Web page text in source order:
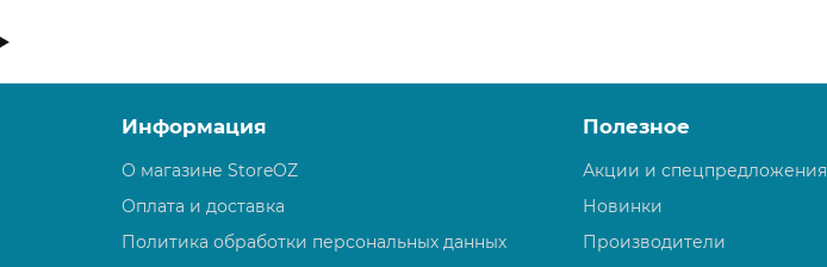
Информация
О магазине StoreOZ
Оплата и доставка
Политика обработки персональных данных
Полезное
Акции и спецпредложения
Новинки
Производители